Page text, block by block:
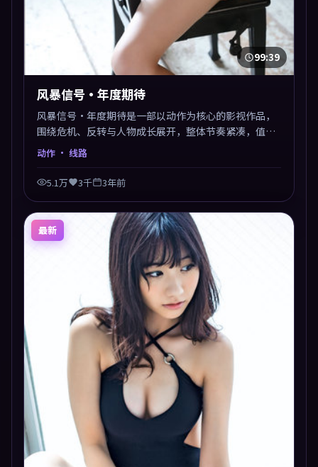
99:39
风暴信号·年度期待
风暴信号·年度期待是一部以动作为核心的影视作品，
围绕危机、反转与人物成长展开，整体节奏紧凑，值得
推荐观看。
动作 · 线路
5.1万 3千 3年前
最新